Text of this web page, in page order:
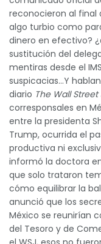
reconocieron al final
algo turbio como
dinero en efectivo?
sustitución del
mentiras desde el
suspicacias…Y
diario The Wall
corresponsales en
entre la presidenta
Trump, ocurrida el
productiva ni
informó la doctora
que solo trataron
cómo equilibrar la
anunció que los
México se reunirían
del Tesoro y de